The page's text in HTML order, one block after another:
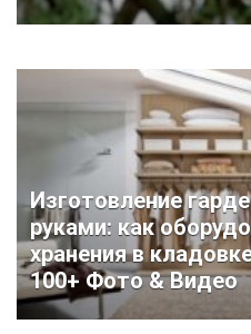
Изготовление
руками: как
хранения в
100+ Фото & Видео